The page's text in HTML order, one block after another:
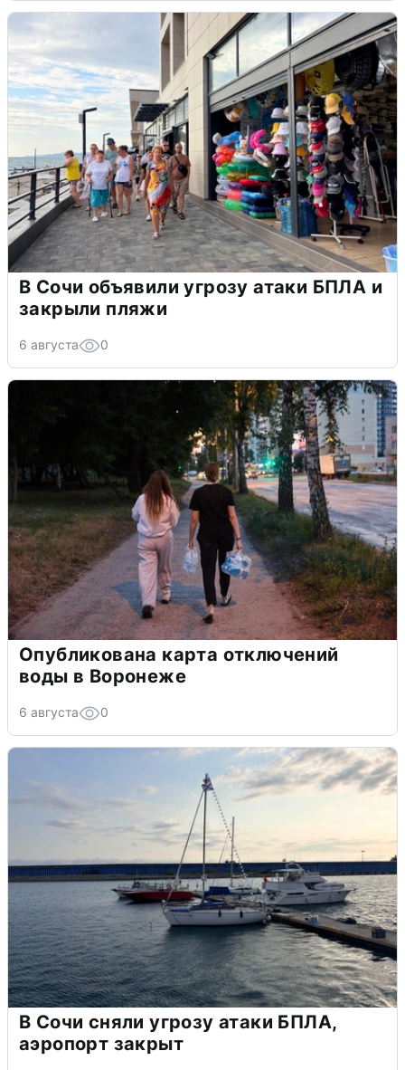
В Сочи объявили угрозу атаки БПЛА и
закрыли пляжи
6 августа 0
Опубликована карта отключений
воды в Воронеже
6 августа 0
В Сочи сняли угрозу атаки БПЛА,
аэропорт закрыт